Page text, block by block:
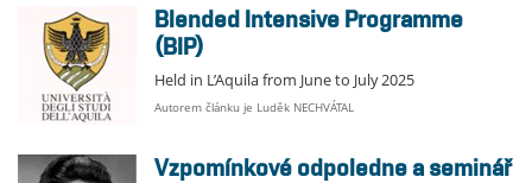
Blended Intensive Programme
(BIP)
Held in L’Aquila from June to July 2025
Autorem článku je Luděk NECHVÁTAL
Vzpomínkové odpoledne a seminář